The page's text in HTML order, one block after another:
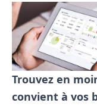
Trouvez en
convient à vos